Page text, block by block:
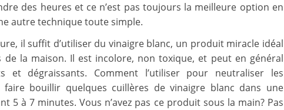
des heures et ce n’est pas toujours la meilleure option en
autre technique toute simple.
il suffit d’utiliser du vinaigre blanc, un produit miracle idéal
la maison. Il est incolore, non toxique, et peut en général
et dégraissants. Comment l’utiliser pour neutraliser les
bouillir quelques cuillères de vinaigre blanc dans une
5 à 7 minutes. Vous n’avez pas ce produit sous la main? Pas